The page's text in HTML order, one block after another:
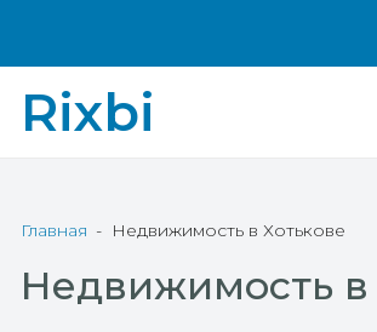
Rixbi
Главная Недвижимость в Хотькове
Недвижимость в